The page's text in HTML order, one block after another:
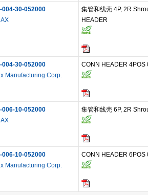
004-30-052000
集管和线壳 4P, 2R
HEADER
004-30-052000
Manufacturing Corp.
CONN HEADER 4POS
006-10-052000
集管和线壳 6P, 2R
006-10-052000
Manufacturing Corp.
CONN HEADER 6POS